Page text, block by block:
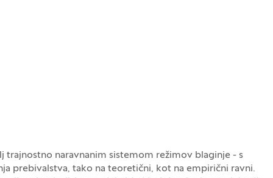
naravnanim sistemom režimov blaginje - s
prebivalstva, tako na teoretični, kot na empirični ravni.